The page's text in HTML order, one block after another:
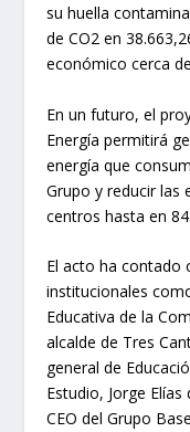
su huella
de CO2 en
económico cerca
En un futuro, el
Energía permitirá
energía que
Grupo y reducir las
centros hasta en
El acto ha contado
institucionales
Educativa de la
alcalde de Tres
general de
Estudio, Jorge
CEO del Grupo